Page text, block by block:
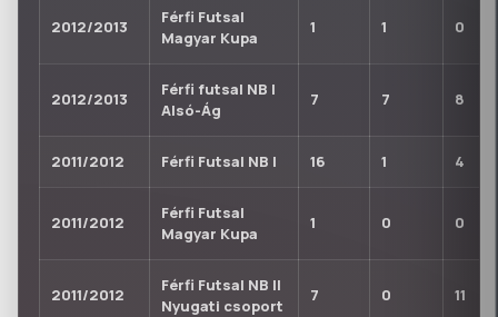
2012/2013
Férfi Futsal
Magyar Kupa
1 1 0
2012/2013
Férfi futsal NB I
Alsó-Ág
7 7 8
2011/2012 Férfi Futsal NB I 16 1 4
2011/2012
Férfi Futsal
Magyar Kupa
1 0 0
2011/2012
Férfi Futsal NB II
Nyugati csoport
7 0 11